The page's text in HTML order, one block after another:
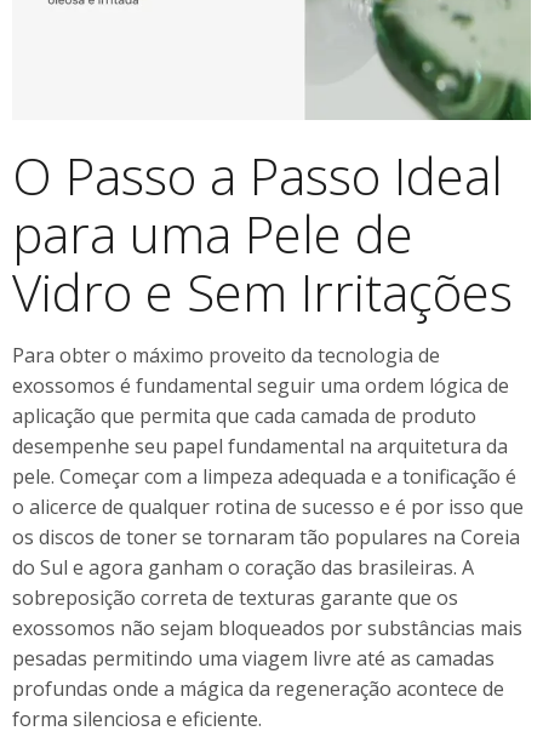
O Passo a Passo Ideal
para uma Pele de
Vidro e Sem Irritações
Para obter o máximo proveito da tecnologia de
exossomos é fundamental seguir uma ordem lógica de
aplicação que permita que cada camada de produto
desempenhe seu papel fundamental na arquitetura da
pele. Começar com a limpeza adequada e a tonificação é
o alicerce de qualquer rotina de sucesso e é por isso que
os discos de toner se tornaram tão populares na Coreia
do Sul e agora ganham o coração das brasileiras. A
sobreposição correta de texturas garante que os
exossomos não sejam bloqueados por substâncias mais
pesadas permitindo uma viagem livre até as camadas
profundas onde a mágica da regeneração acontece de
forma silenciosa e eficiente.